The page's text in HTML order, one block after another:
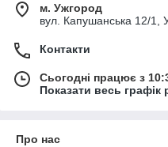
м. Ужгород
вул. Капушанська 12/1,
Контакти
Сьогодні працює з
Показати весь графік
Про нас